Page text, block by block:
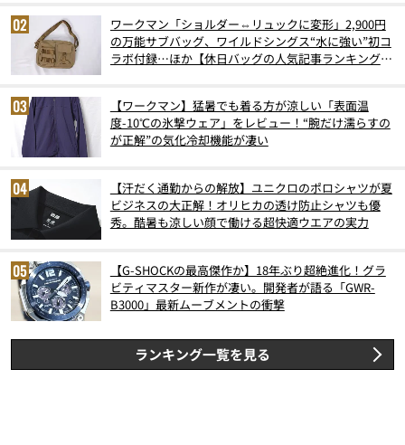
ワークマン「ショルダー⇔リュックに変形」2,900円
の万能サブバッグ、ワイルドシングス“水に強い”初コ
ラボ付録…ほか【休日バッグの人気記事ランキングベ
【ワークマン】猛暑でも着る方が涼しい「表面温
度-10℃の氷撃ウェア」をレビュー！“腕だけ濡らすの
が正解”の気化冷却機能が凄い
【汗だく通勤からの解放】ユニクロのポロシャツが夏
ビジネスの大正解！オリヒカの透け防止シャツも優
秀。酷暑も涼しい顔で働ける超快適ウエアの実力
【G-SHOCKの最高傑作か】18年ぶり超絶進化！グラ
ビティマスター新作が凄い。開発者が語る「GWR-
B3000」最新ムーブメントの衝撃
ランキング一覧を見る